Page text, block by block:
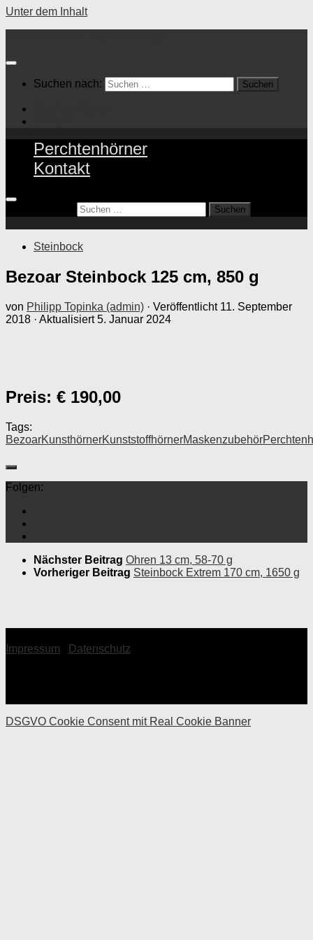
Unter dem Inhalt
Suchen nach:
Perchtenhörner
Kontakt
Steinbock
Bezoar Steinbock 125 cm, 850 g
von Philipp Topinka (admin) · Veröffentlicht 11. September
2018 · Aktualisiert5. Januar 2024
Preis: € 190,00
Tags:
BezoarKunsthörnerKunststoffhörnerMaskenzubehör
Folgen:
Nächster Beitrag Ohren 13 cm, 58-70 g
Vorheriger Beitrag Steinbock Extrem 170 cm, 1650 g
Impressum Datenschutz
DSGVO Cookie Consent mit Real Cookie Banner